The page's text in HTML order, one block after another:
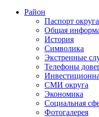
Район
Паспорт округа
Общая
История
Символика
Экстренные
Телефоны
СМИ округа
Экономика
Социальная
Фотогалерея